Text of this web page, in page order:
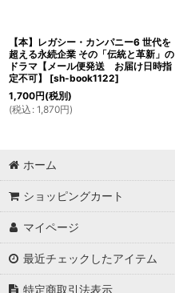
【本】レガシー・カンパニー6 世代を
超える永続企業 その「伝統と革新」の
ドラマ【メール便発送 お届け日時指
定不可】
[sh-book1122]
1,700円(税別)
(税込 : 1,870円)
ホーム
ショッピングカート
マイページ
最近チェックしたアイテム
特定商取引法表示